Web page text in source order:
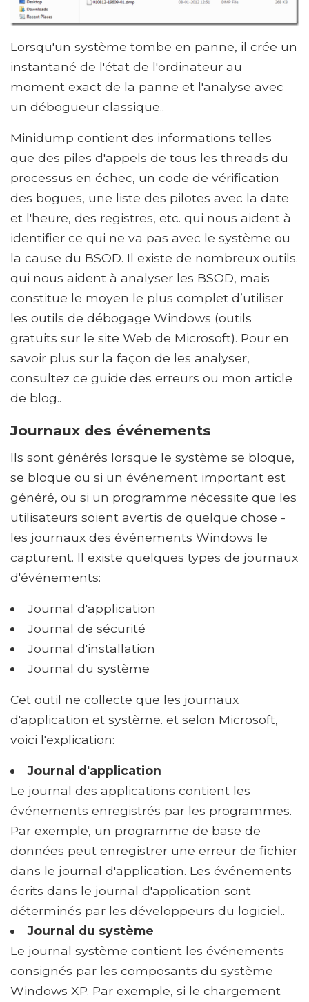
Lorsqu'un système tombe en panne, il crée un
instantané de l'état de l'ordinateur au
moment exact de la panne et l'analyse avec
un débogueur classique..
Minidump contient des informations telles
que des piles d'appels de tous les threads du
processus en échec, un code de vérification
des bogues, une liste des pilotes avec la date
et l'heure, des registres, etc. qui nous aident à
identifier ce qui ne va pas avec le système ou
la cause du BSOD. Il existe de nombreux outils.
qui nous aident à analyser les BSOD, mais
constitue le moyen le plus complet d’utiliser
les outils de débogage Windows (outils
gratuits sur le site Web de Microsoft). Pour en
savoir plus sur la façon de les analyser,
consultez ce guide des erreurs ou mon article
de blog..
Journaux des événements
Ils sont générés lorsque le système se bloque,
se bloque ou si un événement important est
généré, ou si un programme nécessite que les
utilisateurs soient avertis de quelque chose -
les journaux des événements Windows le
capturent. Il existe quelques types de journaux
d'événements:
Journal d'application
Journal de sécurité
Journal d'installation
Journal du système
Cet outil ne collecte que les journaux
d'application et système. et selon Microsoft,
voici l'explication:
Journal d'application
Le journal des applications contient les
événements enregistrés par les programmes.
Par exemple, un programme de base de
données peut enregistrer une erreur de fichier
dans le journal d'application. Les événements
écrits dans le journal d'application sont
déterminés par les développeurs du logiciel..
Journal du système
Le journal système contient les événements
consignés par les composants du système
Windows XP. Par exemple, si le chargement